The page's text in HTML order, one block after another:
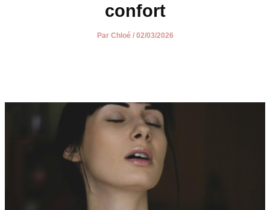
confort
Par Chloé / 02/03/2026